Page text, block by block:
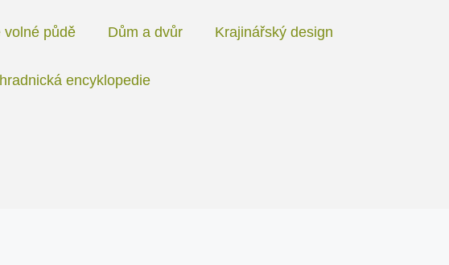
volné půdě Dům a dvůr Krajinářský design
encyklopedie